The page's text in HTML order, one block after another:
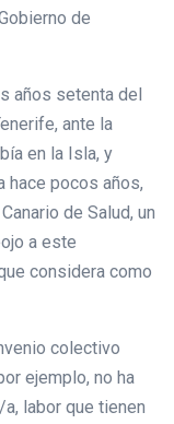
de
años setenta del
ante la
en la Isla, y
hace pocos años,
de Salud, un
a este
considera como
colectivo
ejemplo, no ha
labor que tienen